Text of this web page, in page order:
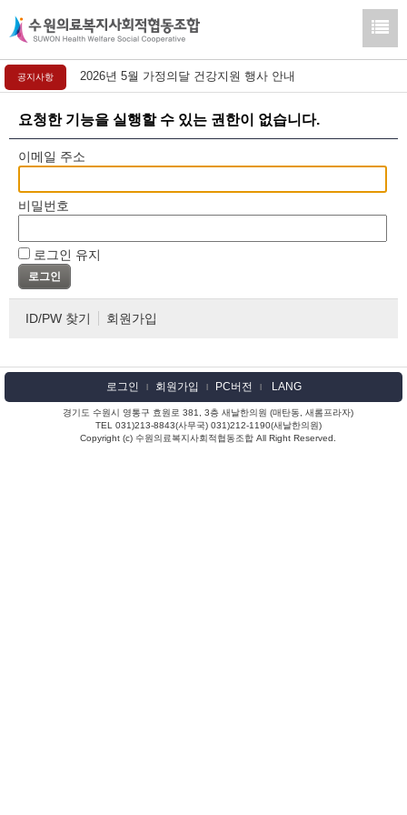
공지사항 2026년 5월 가정의달 건강지원 행사 안내
요청한 기능을 실행할 수 있는 권한이 없습니다.
이메일 주소
비밀번호
로그인 유지
ID/PW 찾기 회원가입
로그인 l 회원가입 l PC버전 l LANG
경기도 수원시 영통구 효원로 381, 3층 새날한의원 (매탄동, 새롬프라자)
TEL 031)213-8843(사무국) 031)212-1190(새날한의원)
Copyright (c) 수원의료복지사회적협동조합 All Right Reserved.